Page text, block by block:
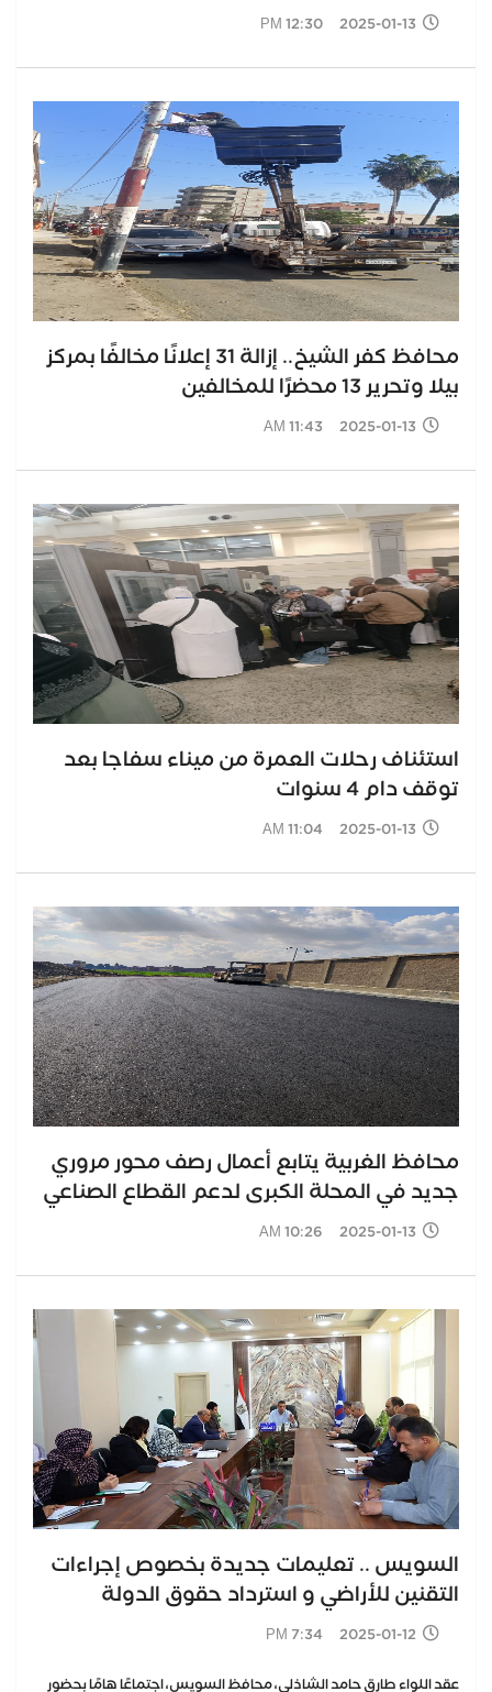
2025-01-13 12:30 PM
محافظ كفر الشيخ.. إزالة 31 إعلانًا مخالفًا بمركز
بيلا وتحرير 13 محضرًا للمخالفين
2025-01-13 11:43 AM
استئناف رحلات العمرة من ميناء سفاجا بعد
توقف دام 4 سنوات
2025-01-13 11:04 AM
محافظ الغربية يتابع أعمال رصف محور مروري
جديد في المحلة الكبرى لدعم القطاع الصناعي
2025-01-13 10:26 AM
السويس .. تعليمات جديدة بخصوص إجراءات
التقنين للأراضي و استرداد حقوق الدولة
2025-01-12 7:34 PM
عقد اللواء طارق حامد الشاذلي، محافظ السويس، اجتماعًا هامًا بحضور